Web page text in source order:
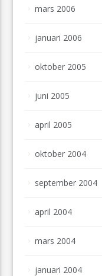
mars 2006
januari 2006
oktober 2005
juni 2005
april 2005
oktober 2004
september 2004
april 2004
mars 2004
januari 2004